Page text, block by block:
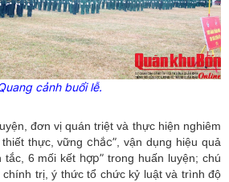
cảnh buổi lễ.
đơn vị quán triệt và thực hiện nghiêm
thực, vữngchắc”, vận dụng hiệu quả
tắc, 6 mối kết hợp” trong huấn luyện; chú
trị, ý thức tổ chức kỷ luật và trình độ